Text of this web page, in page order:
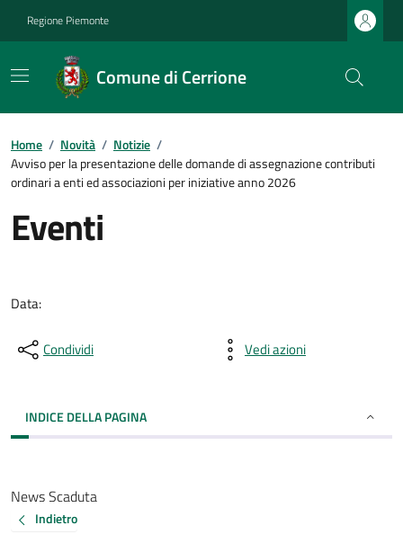
Regione Piemonte
Comune di Cerrione
Home / Novità / Notizie /
Avviso per la presentazione delle domande di assegnazione contributi
ordinari a enti ed associazioni per iniziative anno 2026
Eventi
Data:
Condividi Vedi azioni
INDICE DELLA PAGINA
News Scaduta
Indietro